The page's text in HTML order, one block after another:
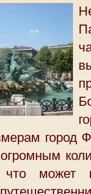
город
что может